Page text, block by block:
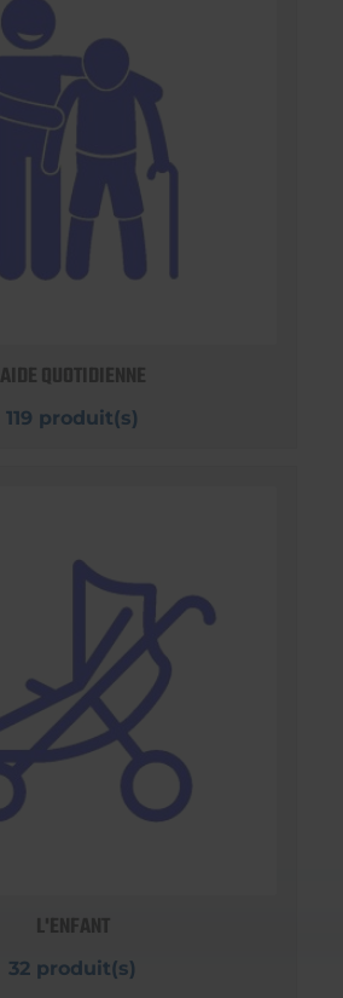
AIDE QUOTIDIENNE
119 produit(s)
L'ENFANT
32 produit(s)